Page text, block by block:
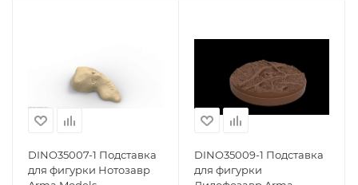
DINO35007-1 Подставка
для фигурки Нотозавр
DINO35009-1 Подставка
для фигурки